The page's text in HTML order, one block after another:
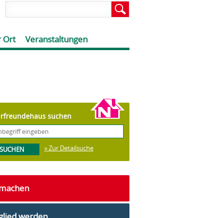
Ort Veranstaltungen
suchen
» Zur Detailsuche